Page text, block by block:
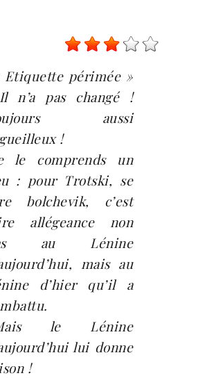
Etiquette périmée »
n’a pas changé !
aussi
!
le comprends un
: pour Trotski, se
bolchevik, c’est
allégeance non
au Lénine
mais au
d’hier qu’il a
le Lénine
lui donne
!